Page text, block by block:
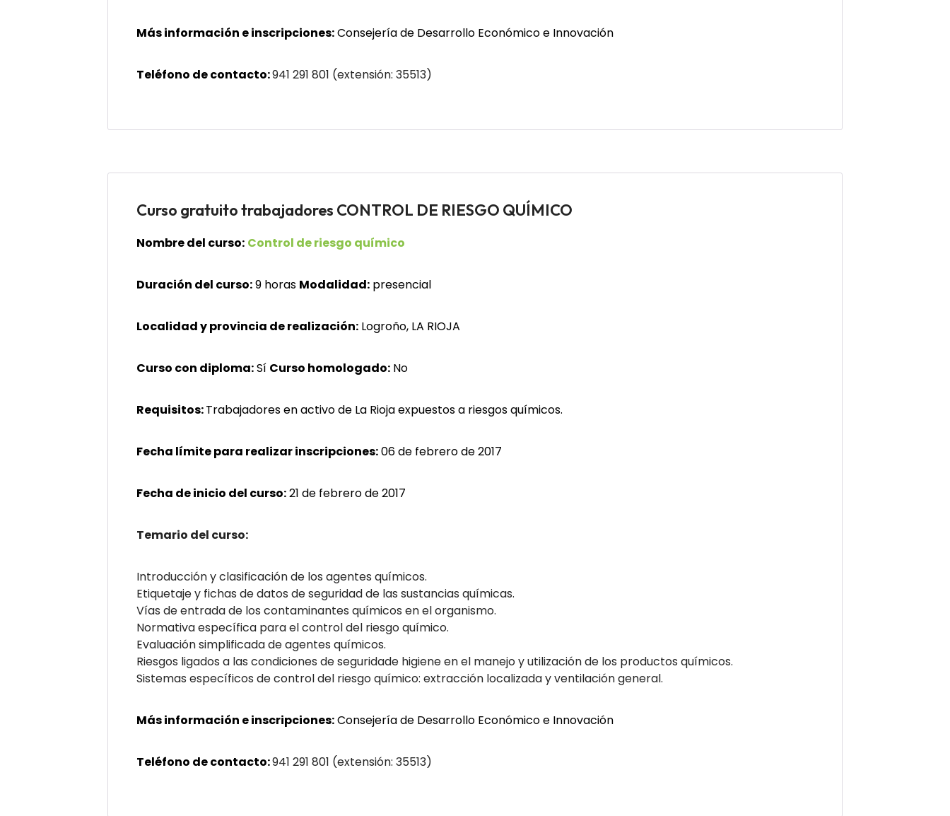
Más información e inscripciones:Consejería de Desarrollo Económico e Innovación
Teléfono de contacto:941 291 801 (extensión: 35513)
Curso gratuito trabajadores CONTROL DE RIESGO QUÍMICO
Nombre del curso: Control de riesgo químico
Duración del curso:9 horas Modalidad: presencial
Localidad y provincia de realización: Logroño, LA RIOJA
Curso con diploma:Sí Curso homologado: No
Requisitos:Trabajadores en activo de La Rioja expuestos a riesgos químicos.
Fecha límite para realizar inscripciones:06 de febrero de 2017
Fecha de inicio del curso:21 de febrero de 2017
Temario del curso:
Introducción y clasificación de los agentes químicos.
Etiquetaje y fichas de datos de seguridad de las sustancias químicas.
Vías de entrada de los contaminantes químicos en el organismo.
Normativa específica para el control del riesgo químico.
Evaluación simplificada de agentes químicos.
Riesgos ligados a las condiciones de seguridade higiene en el manejo y utilización de los productos químicos.
Sistemas específicos de control del riesgo químico: extracción localizada y ventilación general.
Más información e inscripciones:Consejería de Desarrollo Económico e Innovación
Teléfono de contacto:941 291 801 (extensión: 35513)